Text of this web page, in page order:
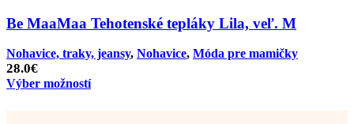
Be MaaMaa Tehotenské tepláky Lila, veľ. M
Nohavice, traky, jeansy, Nohavice, Móda pre mamičky
28.0€
Výber možností